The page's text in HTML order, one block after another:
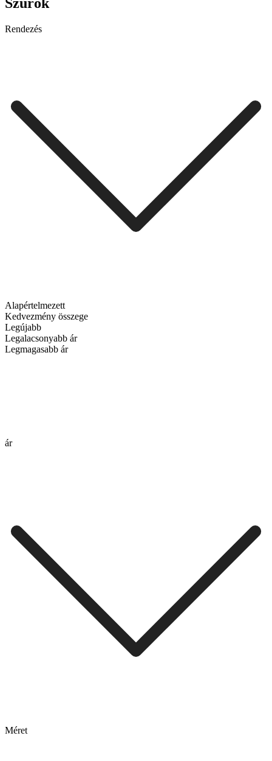
Rendezés
Alapértelmezett
Kedvezmény összege
Legújabb
Legalacsonyabb ár
Legmagasabb ár
ár
Méret